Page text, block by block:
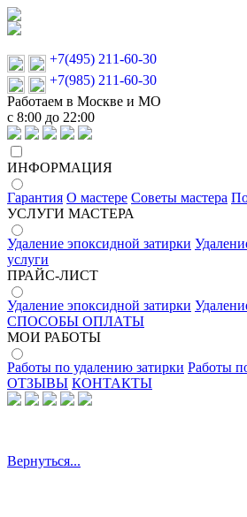
+7(495) 211-60-30
+7(985) 211-60-30
Работаем в Москве и МО
с 8:00 до 22:00
ИНФОРМАЦИЯ
Гарантия О мастере Советы мастера
УСЛУГИ МАСТЕРА
Удаление эпоксидной затирки
услуги
ПРАЙС-ЛИСТ
Удаление эпоксидной затирки
СПОСОБЫ ОПЛАТЫ
МОИ РАБОТЫ
Работы по удалению затирки Работы
ОТЗЫВЫ КОНТАКТЫ
Вернуться...